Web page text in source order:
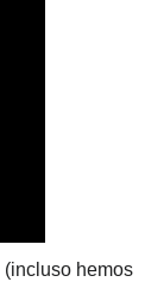
(incluso hemos